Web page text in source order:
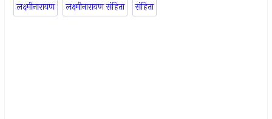
लक्ष्मीनारायण
लक्ष्मीनारायण संहिता संहिता